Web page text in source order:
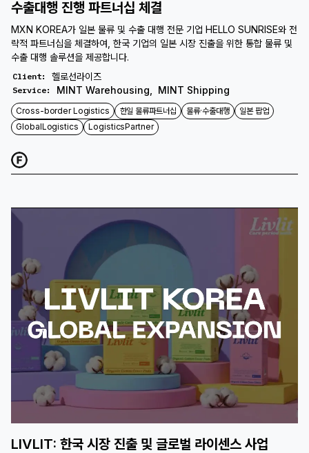
수출대행 진행 파트너십 체결
MXN KOREA가 일본 물류 및 수출 대행 전문 기업 HELLO SUNRISE와 전
략적 파트너십을 체결하여, 한국 기업의 일본 시장 진출을 위한 통합 물류 및
수출 대행 솔루션을 제공합니다.
Client: 헬로선라이즈
Service: MINT Warehousing, MINT Shipping
Cross-border Logistics 한일 물류파트너십 물류·수출대행
일본 팝업
GlobalLogistics
LogisticsPartner
LIVLIT: 한국 시장 진출 및 글로벌 라이센스 사업